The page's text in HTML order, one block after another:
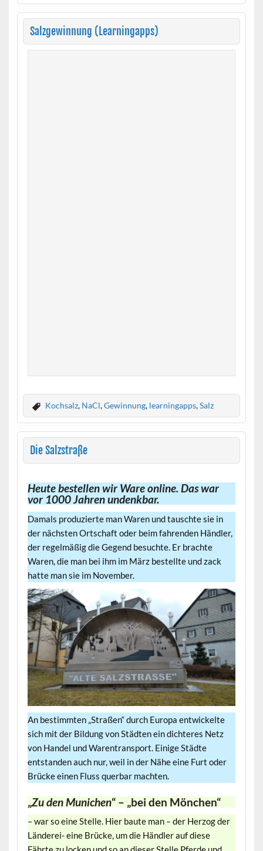
Salzgewinnung (Learningapps)
Kochsalz, NaCl,Gewinnung, learningapps,Salz
Die Salzstraße
Heute bestellen wir Ware online. Das war
vor 1000 Jahren undenkbar.
Damals produzierte man Waren und tauschte sie in
der nächsten Ortschaft oder beim fahrenden Händler,
der regelmäßig die Gegend besuchte. Er brachte
Waren, die man bei ihm im März bestellte und zack
hatte man sie im November.
An bestimmten „Straßen“ durch Europa entwickelte
sich mit der Bildung von Städten ein dichteres Netz
von Handel und Warentransport. Einige Städte
entstanden auch nur, weil in der Nähe eine Furt oder
Brücke einen Fluss querbar machten.
„Zu den Munichen“ – „bei den Mönchen“
– war so eine Stelle. Hier baute man – der Herzog der
Länderei- eine Brücke, um die Händler auf diese